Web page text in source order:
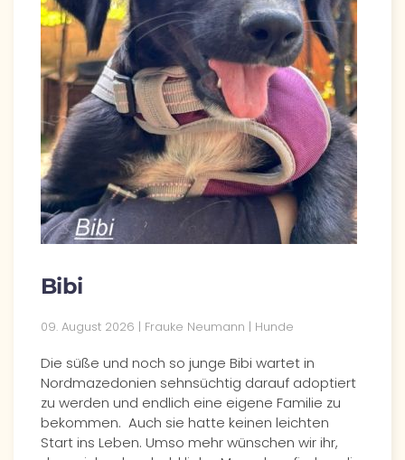
Bibi
09. August 2026 | Frauke Neumann | Hunde
Die süße und noch so junge Bibi wartet in
Nordmazedonien sehnsüchtig darauf adoptiert
zu werden und endlich eine eigene Familie zu
bekommen. Auch sie hatte keinen leichten
Start ins Leben. Umso mehr wünschen wir ihr,